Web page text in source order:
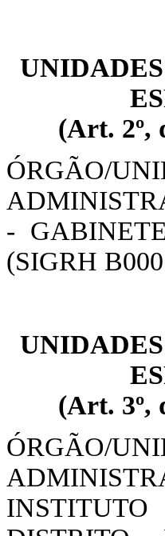
(Art. 2º,
ÓRGÃO/
-
(SIGRH
(Art. 3º,
ÓRGÃO/